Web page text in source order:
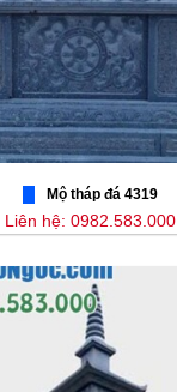
Mộ tháp đá 4319
Liên hệ: 0982.583.000